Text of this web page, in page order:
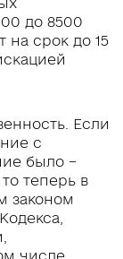
до 8500
на срок до 15
Если
с
было –
теперь в
законом
числе